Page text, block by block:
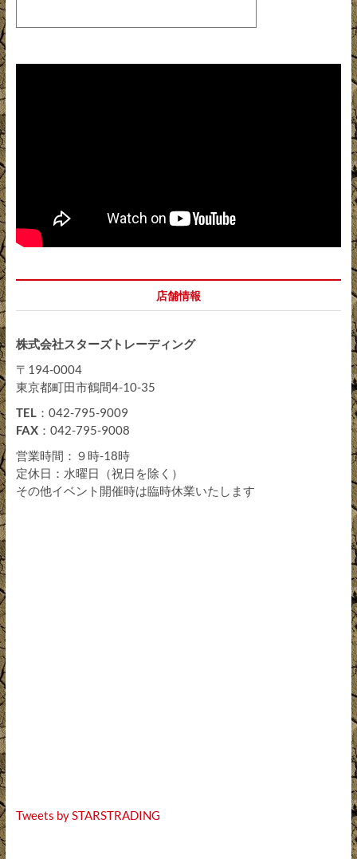
店舗情報
株式会社スターズトレーディング
〒194-0004
東京都町田市鶴間4-10-35
TEL
：042-795-9009
FAX：042-795-9008
営業時間：９時-18時
定休日：水曜日（祝日を除く）
その他イベント開催時は臨時休業いたします
Tweets by STARSTRADING